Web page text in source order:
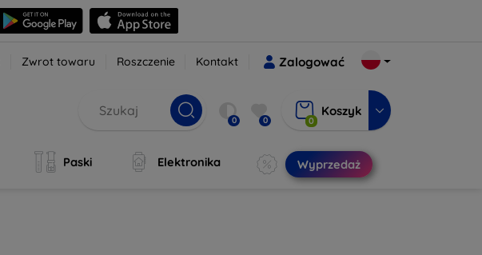
Zwrot towaru Roszczenie Kontakt Zalogować
0 0 0
Koszyk
Paski Elektronika Wyprzedaż